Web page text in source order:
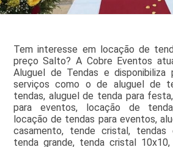
Tem interesse em locação de
preço Salto? A Cobre Eventos
Aluguel de Tendas e disponibiliza
serviços como o de aluguel de
tendas, aluguel de tenda para
para eventos, locação de
locação de tendas para eventos,
casamento, tende cristal, tendas
tenda grande, tenda cristal